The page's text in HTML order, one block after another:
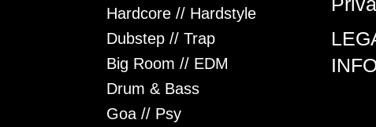
Hardcore // Hardstyle
Dubstep // Trap
Big Room // EDM
Drum & Bass
Goa // Psy